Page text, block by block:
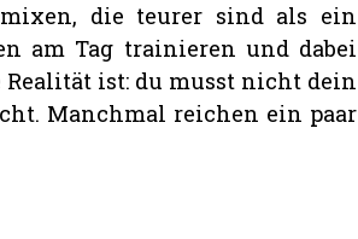
die teurer sind als ein
am Tag trainieren und dabei
Realität ist: du musst nicht dein
Manchmal reichen ein paar